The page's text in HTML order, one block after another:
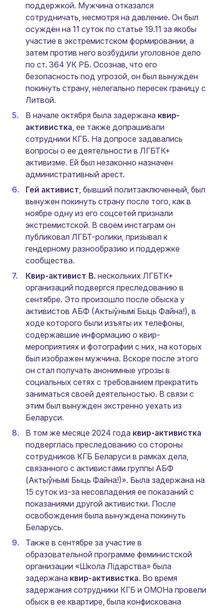
поддержкой. Мужчина отказался
сотрудничать, несмотря на давление. Он был
осуждён на 11 суток по статье 19.11 за якобы
участие в экстремистском формировании, а
затем против него возбудили уголовное дело
по ст. 364 УК РБ. Осознав, что его
безопасность под угрозой, он был вынужден
покинуть страну, нелегально пересек границу с
Литвой.
В начале октября была задержана квир-
активистка, ее также допрашивали
сотрудники КГБ. На допросе задавались
вопросы о ее деятельности в ЛГБТК+
активизме. Ей был незаконно назначен
административный арест.
Гей активист, бывший политзаключенный, был
вынужен покинуть страну после того, как в
ноябре одну из его соцсетей признали
экстремистской. В своем инстаграм он
публиковал ЛГБТ-ролики, призывал к
гендерному разнообразию и поддержке
сообщества.
Квир-активист В. нескольких ЛГБТК+
организаций подвергся преследованию в
сентябре. Это произошло после обыска у
активистов АБФ (Актыўнымi Быць Файна!), в
ходе которого были изъяты их телефоны,
содержавшие информацию о квир-
мероприятиях и фотографии с них, на которых
был изображен мужчина. Вскоре после этого
он стал получать анонимные угрозы в
социальных сетях с требованием прекратить
заниматься своей деятельностью. В связи с
этим был вынужден экстренно уехать из
Беларуси.
В том же месяце 2024 года квир-активистка
подверглась преследованию со стороны
сотрудников КГБ Беларуси в рамках дела,
связанного с активистами группы АБФ
(Актыўнымi Быць Файна!)». Была задержана на
15 суток из-за несовпадения ее показаний с
показаниями другой активистки. После
освобождения была вынуждена покинуть
Беларусь.
Также в сентябре за участие в
образовательной программе феминистской
организации «Школа Лідарства» была
задержана квир-активистка. Во время
задержания сотрудники КГБ и ОМОНа провели
обыск в ее квартире, была конфискована